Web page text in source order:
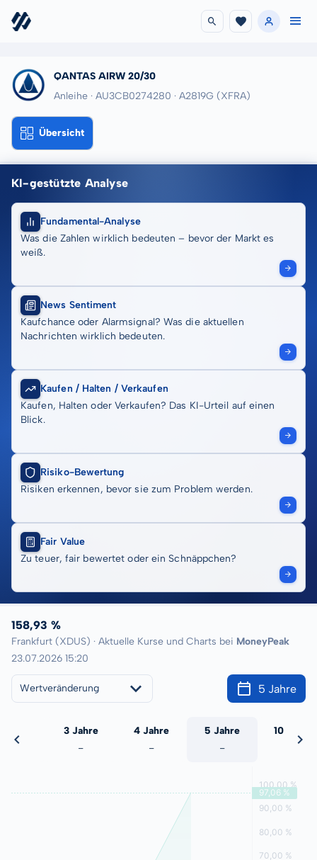
QANTAS AIRW 20/30
Anleihe · AU3CB0274280 · A2819G (XFRA)
Übersicht
KI-gestützte Analyse
Fundamental-Analyse
Was die Zahlen wirklich bedeuten – bevor der Markt es
weiß.
News Sentiment
Kaufchance oder Alarmsignal? Was die aktuellen
Nachrichten wirklich bedeuten.
Kaufen / Halten / Verkaufen
Kaufen, Halten oder Verkaufen? Das KI-Urteil auf einen
Blick.
Risiko-Bewertung
Risiken erkennen, bevor sie zum Problem werden.
Fair Value
Zu teuer, fair bewertet oder ein Schnäppchen?
158,93 %
Frankfurt (XDUS) · Aktuelle Kurse und Charts bei MoneyPeak
23.07.2026 15:20
Wertveränderung 5 Jahre
3 Jahre
-
4 Jahre
-
5 Jahre
-
10 Jahre